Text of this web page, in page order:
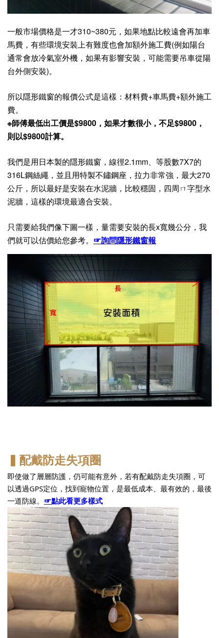
一般市場價格是一才310~380元，如果地點比較遠會再加車
馬費，有些環境安裝上有難度也會加額外施工費(例如陽台
通常會放冷氣室外機，如果有影響安裝，可能需要吊車從陽
台外側安裝)。
所以隱形鐵窗的報價公式是這樣：材料費+車馬費+額外施工
費。
※師傅最低出工價是$9800，如果才數很小，不足$9800，
則以$9800計算。
我們是用日本製的隱形鐵窗，線徑2.1mm、等股數7X7的
316L鋼絲繩，並且用特製不鏽鋼座，拉力非常強，最大270
公斤，所以最好是安裝在水泥牆，比較穩固，四周ㄇ字型水
泥牆，這樣的環境最適合安裝。
只需要給我們像下圖一樣，量需要安裝的長x寬幾公分，我
們就可以估價給您參考。 ☞詢問隱形鐵窗報
▍配戴防走失項圈
即使做了層層防護，仍可能有意外，若有配戴防走失項圈，可
以透過GPS定位，找到寵物位置，是最低成本、最有效的，最後
一道防線。 ☞點此看更多樣式